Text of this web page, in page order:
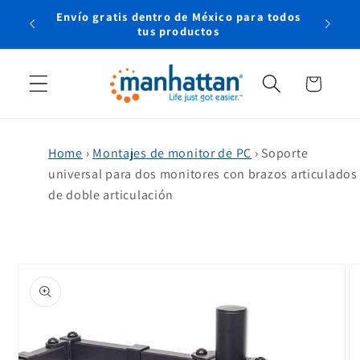
directamente
Envío gratis dentro de México para todos
tus productos
Carrito
Home › Montajes de monitor de PC › Soporte
universal para dos monitores con brazos articulados
de doble articulación
a la
información